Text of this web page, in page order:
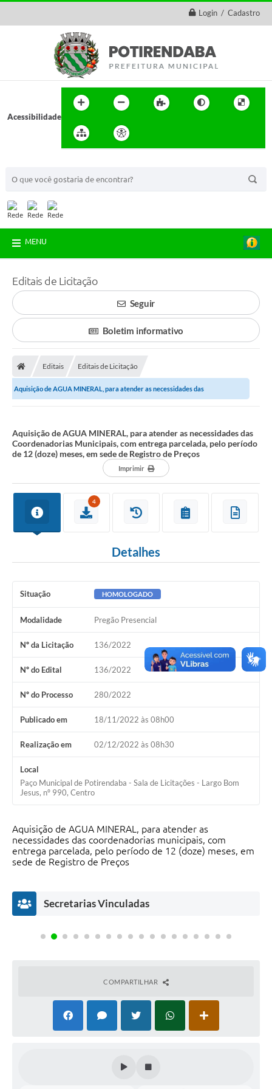
Login / Cadastro
Acessibilidade
MENU
Editais de Licitação
Seguir
Boletim informativo
Editais Editais de Licitação
Aquisição de AGUA MINERAL, para atender as necessidades das
Aquisição de AGUA MINERAL, para atender as necessidades das
Coordenadorias Municipais, com entrega parcelada, pelo período
de 12 (doze) meses, em sede de Registro de Preços
Imprimir
4
Detalhes
Situação HOMOLOGADO
Modalidade Pregão Presencial
Nº da Licitação 136/2022
Nº do Edital 136/2022
Nº do Processo 280/2022
Publicado em 18/11/2022 às 08h00
Realização em 02/12/2022 às 08h30
Local
Paço Municipal de Potirendaba - Sala de Licitações - Largo Bom
Jesus, nº 990, Centro
Aquisição de AGUA MINERAL, para atender as
necessidades das coordenadorias municipais, com
entrega parcelada, pelo período de 12 (doze) meses, em
sede de Registro de Preços
Secretarias Vinculadas
Assessoria
Gabinete
COMPARTILHAR